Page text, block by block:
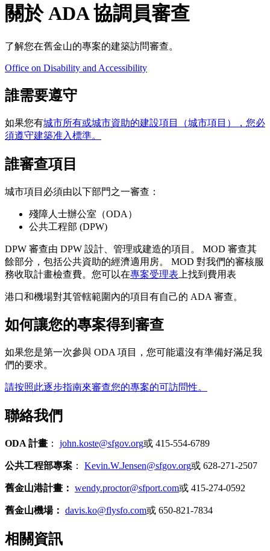
關於 ADA 協調員審查
了解您在舊金山的專案的建築訪問審查。
Office on Disability and Accessibility
誰需要遵守
如果您有城市所有或城市資助的建設項目（城市項目），您必
須遵守建築准入標準。
誰審查項目
城市項目必須由以下部門之一審查：
殘障人士辦公室（ODA）
公共工程部 (DPW)
DPW 審查由 DPW 設計、管理或建造的項目。 MOD 審查其
餘部分，包括公共資助的經濟適用房。 MOD 對我們的審核服
務收取計畫檢查費。您可以在專案受理表 上找到費用表
港口和機場對其管轄範圍內的項目有自己的 ADA 審查。
如何讓您的專案得到審查
如果您是第一次參與 ODA 項目，您可能還沒有準備好滿足我
們的要求。
請按照此逐步指南來審查您的專案的可訪問性。
聯絡我們
ODA 計畫 ： john.koste@sfgov.org或 415-554-6789
公共工程部專案 ： Kevin.W.Jensen@sfgov.org或 628-271-2507
舊金山港計畫： wendy.proctor@sfport.com或 415-274-0592
舊金山機場： davis.ko@flysfo.com或 650-821-7834
相關資訊